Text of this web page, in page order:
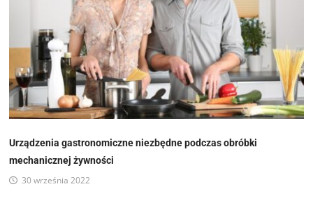
Urządzenia gastronomiczne niezbędne podczas obróbki
mechanicznej żywności
30 września 2022